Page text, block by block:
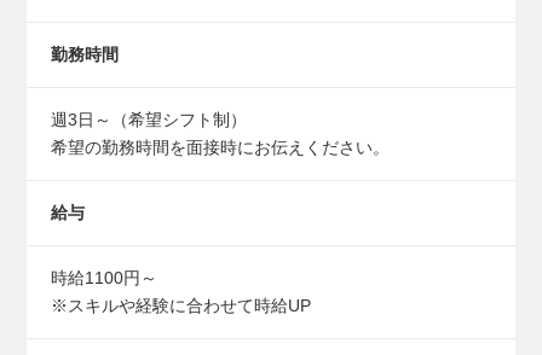
勤務時間
週3日～（希望シフト制）
希望の勤務時間を面接時にお伝えください。
給与
時給1100円～
※スキルや経験に合わせて時給UP